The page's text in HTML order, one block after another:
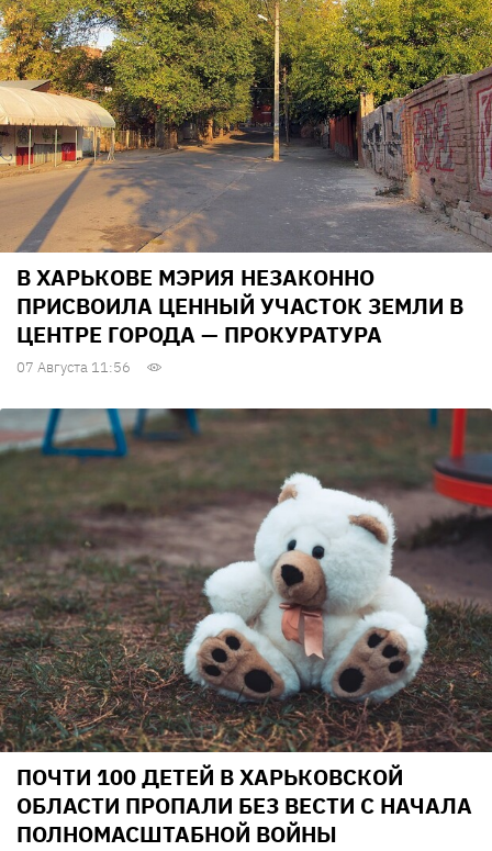
В ХАРЬКОВЕ МЭРИЯ НЕЗАКОННО
ПРИСВОИЛА ЦЕННЫЙ УЧАСТОК ЗЕМЛИ В
ЦЕНТРЕ ГОРОДА — ПРОКУРАТУРА
07 Августа 11:56
ПОЧТИ 100 ДЕТЕЙ В ХАРЬКОВСКОЙ
ОБЛАСТИ ПРОПАЛИ БЕЗ ВЕСТИ С НАЧАЛА
ПОЛНОМАСШТАБНОЙ ВОЙНЫ